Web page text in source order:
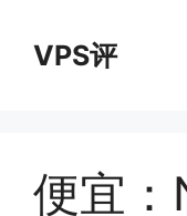
VPS评
便宜